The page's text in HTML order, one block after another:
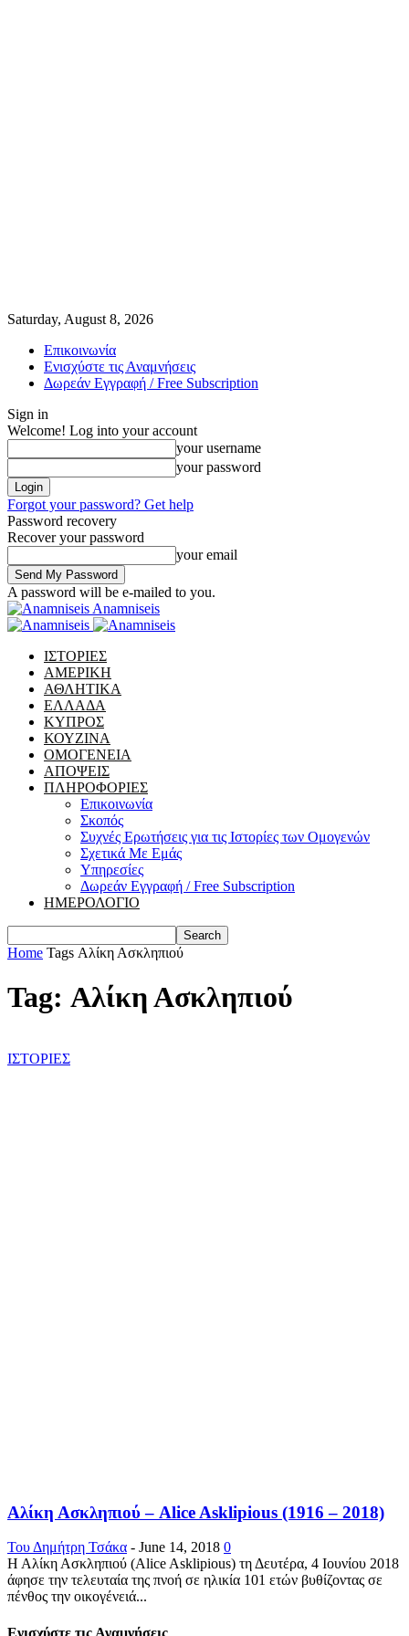
Saturday, August 8, 2026
Επικοινωνία
Ενισχύστε τις Αναμνήσεις
Δωρεάν Εγγραφή / Free Subscription
Sign in
Welcome! Log into your account
your username
your password
Forgot your password? Get help
Password recovery
Recover your password
your email
A password will be e-mailed to you.
Anamniseis
ΙΣΤΟΡΙΕΣ
ΑΜΕΡΙΚΗ
ΑΘΛΗΤΙΚΑ
ΕΛΛΑΔΑ
ΚΥΠΡΟΣ
ΚΟΥΖΙΝΑ
ΟΜΟΓΕΝΕΙΑ
ΑΠΟΨΕΙΣ
ΠΛΗΡΟΦΟΡΙΕΣ
Επικοινωνία
Σκοπός
Συχνές Ερωτήσεις για τις Ιστορίες των Ομογενών
Σχετικά Με Εμάς
Υπηρεσίες
Δωρεάν Εγγραφή / Free Subscription
ΗΜΕΡΟΛΟΓΙΟ
Home Tags Αλίκη Ασκληπιού
Tag: Αλίκη Ασκληπιού
ΙΣΤΟΡΙΕΣ
Αλίκη Ασκληπιού – Alice Asklipious (1916 – 2018)
Του Δημήτρη Τσάκα - June 14, 2018 0
Η Αλίκη Ασκληπιού (Alice Asklipious) τη Δευτέρα, 4 Ιουνίου 2018
άφησε την τελευταία της πνοή σε ηλικία 101 ετών βυθίζοντας σε
πένθος την οικογένειά...
Ενισχύστε τις Αναμνήσεις